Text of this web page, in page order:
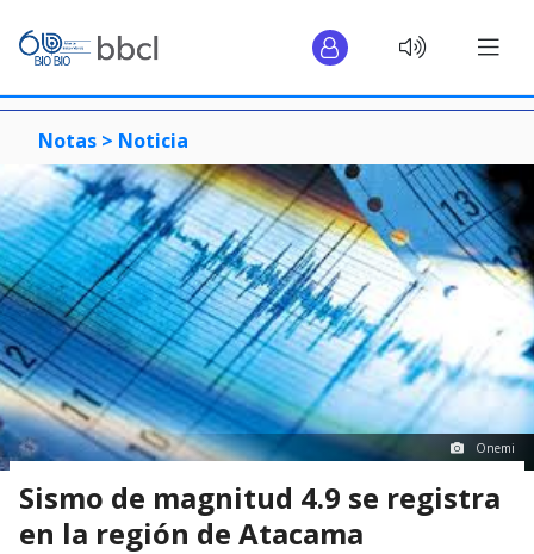
Notas > Noticia
Onemi
Sismo de magnitud 4.9 se registra
en la región de Atacama